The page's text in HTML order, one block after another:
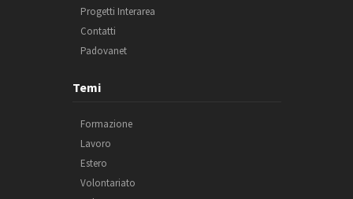
Progetti Interarea
Contatti
Padovanet
Temi
Formazione
Lavoro
Estero
Volontariato